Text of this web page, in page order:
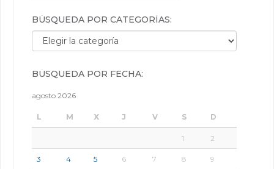
BÚSQUEDA POR CATEGORÍAS:
Búsqueda por categorías:
BÚSQUEDA POR FECHA:
agosto 2026
L M X J V S D
1 2
3 4 5 6 7 8 9